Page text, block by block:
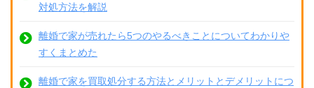
対処方法を解説
離婚で家が売れたら5つのやるべきことについてわかりや
すくまとめた
離婚で家を買取処分する方法とメリットとデメリットにつ